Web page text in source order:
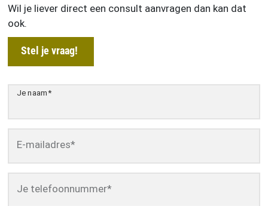
Wil je liever direct een consult aanvragen dan kan dat
ook.
Stel je vraag!
Je naam*
E-mailadres*
Je telefoonnummer*